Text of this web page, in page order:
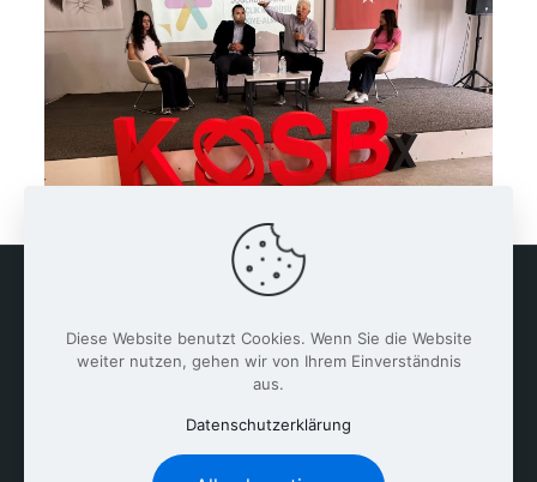
Diese Website benutzt Cookies. Wenn Sie die Website
weiter nutzen, gehen wir von Ihrem Einverständnis
aus.
Datenschutzerklärung